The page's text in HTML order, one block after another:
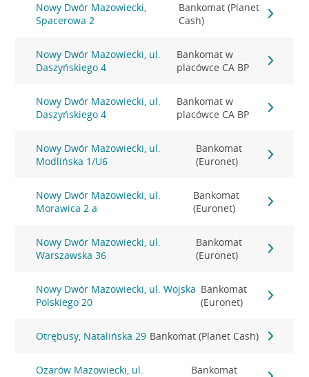
Nowy Dwór Mazowiecki,
Spacerowa 2
Bankomat (Planet
Cash)
Nowy Dwór Mazowiecki, ul.
Daszyńskiego 4
Bankomat w
placówce CA BP
Nowy Dwór Mazowiecki, ul.
Daszyńskiego 4
Bankomat w
placówce CA BP
Nowy Dwór Mazowiecki, ul.
Modlińska 1/U6
Bankomat
(Euronet)
Nowy Dwór Mazowiecki, ul.
Morawica 2 a
Bankomat
(Euronet)
Nowy Dwór Mazowiecki, ul.
Warszawska 36
Bankomat
(Euronet)
Nowy Dwór Mazowiecki, ul. Wojska
Polskiego 20
Bankomat
(Euronet)
Otrębusy, Natalińska 29 Bankomat (Planet Cash)
Ożarów Mazowiecki, ul.
Bankomat